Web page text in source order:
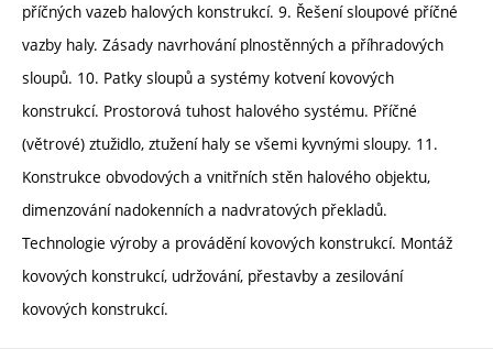
příčných vazeb halových konstrukcí. 9. Řešení sloupové příčné
vazby haly. Zásady navrhování plnostěnných a příhradových
sloupů. 10. Patky sloupů a systémy kotvení kovových
konstrukcí. Prostorová tuhost halového systému. Příčné
(větrové) ztužidlo, ztužení haly se všemi kyvnými sloupy. 11.
Konstrukce obvodových a vnitřních stěn halového objektu,
dimenzování nadokenních a nadvratových překladů.
Technologie výroby a provádění kovových konstrukcí. Montáž
kovových konstrukcí, udržování, přestavby a zesilování
kovových konstrukcí.